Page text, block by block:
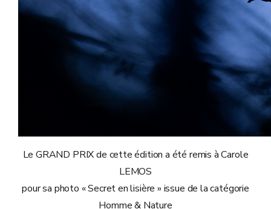
Le GRAND PRIX de cette édition a été remis à Carole
LEMOS
pour sa photo « Secret en lisière » issue de la catégorie
Homme & Nature